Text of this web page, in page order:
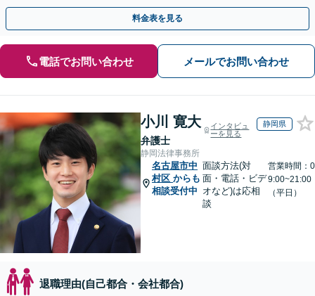
様の強い味方になります。残業代セミナー講師の経験多数
料金表を見る
電話でお問い合わせ メールでお問い合わせ
小川 寛大
弁護士
インタビュ
ーを見る
静岡県
静岡法律事務所
名古屋市中
村区 からも
相談受付中
面談方法(対
面・電話・ビデ
オなど)は応相
談
営業時間：0
9:00~21:00
（平日）
退職理由(自己都合・会社都合)